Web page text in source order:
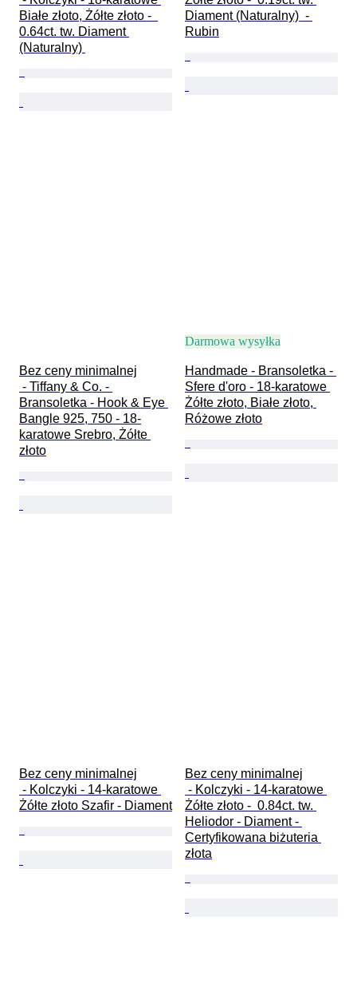
Białe złoto, Żółte złoto -
0.64ct. tw. Diament
(Naturalny)
Diament (Naturalny)  -
Rubin
Bez ceny minimalnej
Bransoletka - Hook & Eye
Bangle 925, 750 - 18-
karatowe Srebro, Żółte
złoto
Darmowa wysyłka
Handmade - Bransoletka -
Sfere d'oro - 18-karatowe
Żółte złoto, Białe złoto,
Różowe złoto
Bez ceny minimalnej
Żółte złoto Szafir - Diament
Bez ceny minimalnej
Żółte złoto -  0.84ct. tw.
Heliodor - Diament -
Certyfikowana biżuteria
złota